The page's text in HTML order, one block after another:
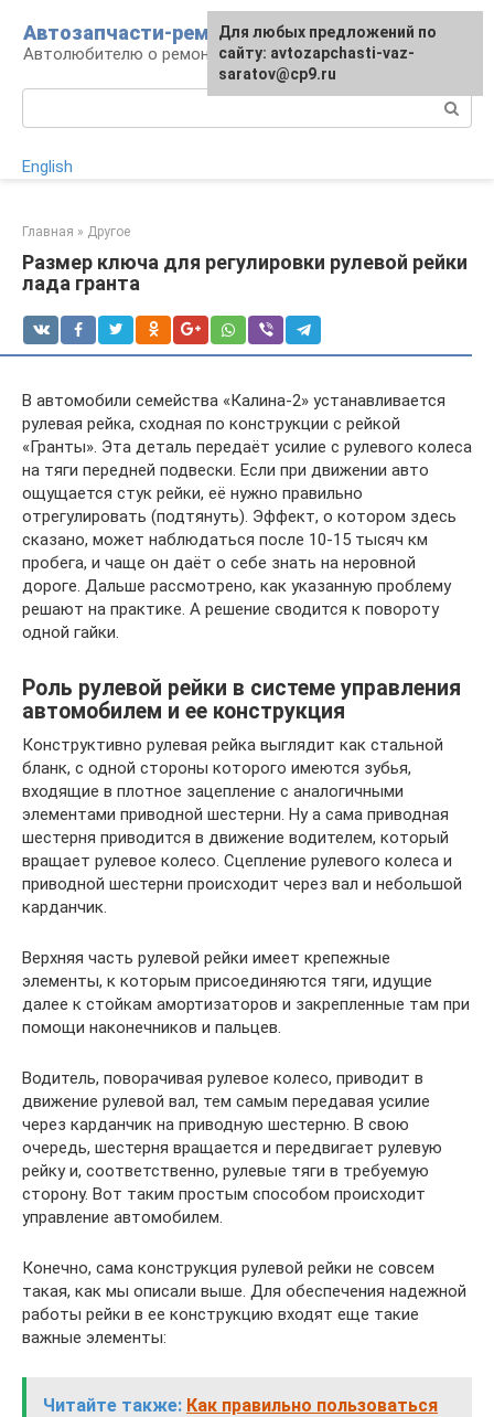
контенту
Автозапчасти-ремонт
Автолюбителю о ремонте машины
English
Главная » Другое
Размер ключа для регулировки рулевой рейки
лада гранта
В автомобили семейства «Калина-2» устанавливается
рулевая рейка, сходная по конструкции с рейкой
«Гранты». Эта деталь передаёт усилие с рулевого колеса
на тяги передней подвески. Если при движении авто
ощущается стук рейки, её нужно правильно
отрегулировать (подтянуть). Эффект, о котором здесь
сказано, может наблюдаться после 10-15 тысяч км
пробега, и чаще он даёт о себе знать на неровной
дороге. Дальше рассмотрено, как указанную проблему
решают на практике. А решение сводится к повороту
одной гайки.
Роль рулевой рейки в системе управления
автомобилем и ее конструкция
Конструктивно рулевая рейка выглядит как стальной
бланк, с одной стороны которого имеются зубья,
входящие в плотное зацепление с аналогичными
элементами приводной шестерни. Ну а сама приводная
шестерня приводится в движение водителем, который
вращает рулевое колесо. Сцепление рулевого колеса и
приводной шестерни происходит через вал и небольшой
карданчик.
Верхняя часть рулевой рейки имеет крепежные
элементы, к которым присоединяются тяги, идущие
далее к стойкам амортизаторов и закрепленные там при
помощи наконечников и пальцев.
Водитель, поворачивая рулевое колесо, приводит в
движение рулевой вал, тем самым передавая усилие
через карданчик на приводную шестерню. В свою
очередь, шестерня вращается и передвигает рулевую
рейку и, соответственно, рулевые тяги в требуемую
сторону. Вот таким простым способом происходит
управление автомобилем.
Конечно, сама конструкция рулевой рейки не совсем
такая, как мы описали выше. Для обеспечения надежной
работы рейки в ее конструкцию входят еще такие
важные элементы:
Читайте также: Как правильно пользоваться
Для любых предложений по
сайту: avtozapchasti-vaz-
saratov@cp9.ru